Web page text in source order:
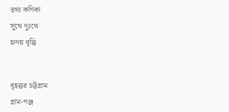
তথ্য কণিকা
সুখে দুঃখে
হৃদয় বৃত্তি
বৃহত্তর চট্টগ্রাম
গ্রাম-গঞ্জ